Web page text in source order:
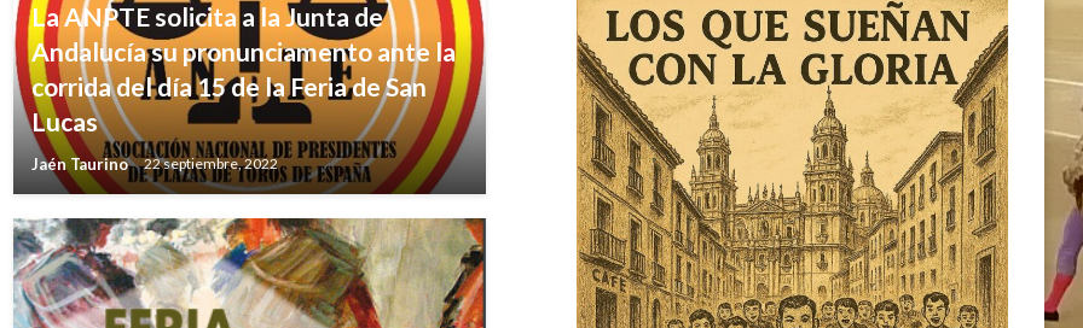
La ANPTE solicita a la Junta de
Andalucía su pronunciamento ante la
corrida del día 15 de la Feria de San
Lucas
Jaén Taurino 22 septiembre, 2022